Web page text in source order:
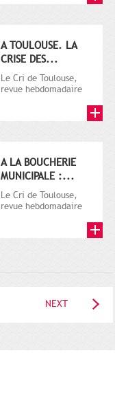
A TOULOUSE. LA
CRISE DES...
Le Cri de Toulouse,
revue hebdomadaire
A LA BOUCHERIE
MUNICIPALE :...
Le Cri de Toulouse,
revue hebdomadaire
NEXT